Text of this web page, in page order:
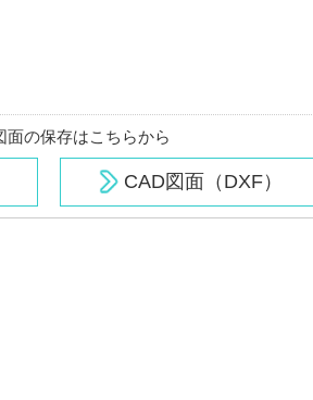
の保存はこちらから
CAD図面（DXF）